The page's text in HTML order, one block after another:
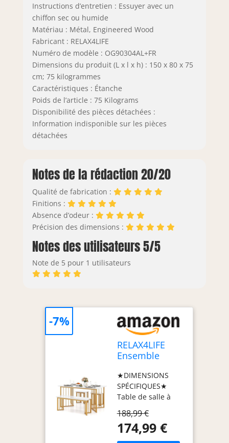
Instructions d’entretien : Essuyer avec un
chiffon sec ou humide
Matériau : Métal, Engineered Wood
Fabricant : RELAX4LIFE
Numéro de modèle : OG90304AL+FR
Dimensions du produit (L x l x h) : 150 x 80 x 75
cm; 75 kilogrammes
Caractéristiques : Étanche
Poids de l’article : 75 Kilograms
Disponibilité des pièces détachées :
Information indisponible sur les pièces
détachées
Notes de la rédaction 20/20
Qualité de fabrication :
Finitions :
Absence d’odeur :
Précision des dimensions :
Notes des utilisateurs 5/5
Note de 5 pour 1 utilisateurs
RELAX4LIFE
Ensemble
Chaises 4 PCS,
à Manger avec
2 Tabourets et
Banc
Encastrables,
Grain Marbre,
★DIMENSIONS
SPÉCIFIQUES★
Table de salle à
80 x 75 cm, Banc
de 110 x 35 x 45
cm, Tabourets de
188,99 €
174,99 €
-7%